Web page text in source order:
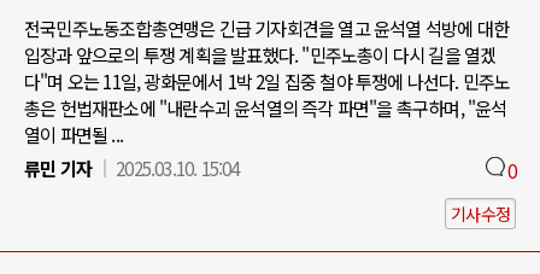
전국민주노동조합총연맹은 긴급 기자회견을 열고 윤석열 석방에 대한
입장과 앞으로의 투쟁 계획을 발표했다. "민주노총이 다시 길을 열겠
다"며 오는 11일, 광화문에서 1박 2일 집중 철야 투쟁에 나선다. 민주노
총은 헌법재판소에 "내란수괴 윤석열의 즉각 파면"을 촉구하며, "윤석
열이 파면될 ...
류민 기자
2025.03.10. 15:04 0
기사수정